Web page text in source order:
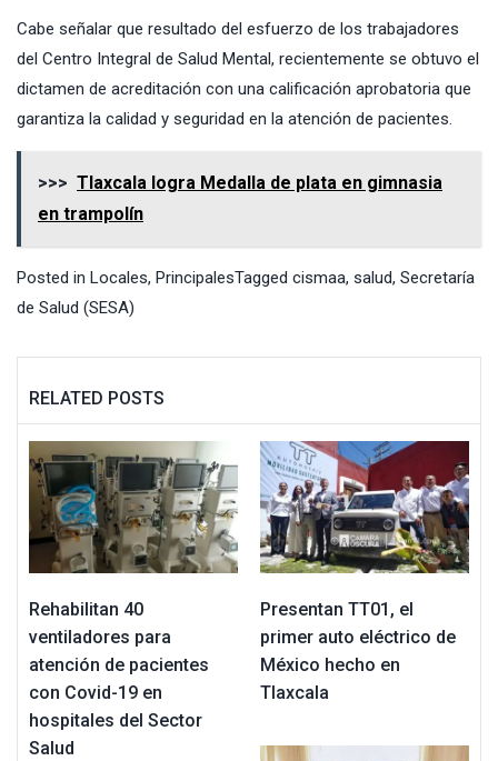
Cabe señalar que resultado del esfuerzo de los trabajadores
del Centro Integral de Salud Mental, recientemente se obtuvo el
dictamen de acreditación con una calificación aprobatoria que
garantiza la calidad y seguridad en la atención de pacientes.
>>> Tlaxcala logra Medalla de plata en gimnasia
en trampolín
Posted in Locales, PrincipalesTagged cismaa, salud, Secretaría
de Salud (SESA)
RELATED POSTS
Rehabilitan 40
ventiladores para
atención de pacientes
con Covid-19 en
hospitales del Sector
Salud
Presentan TT01, el
primer auto eléctrico de
México hecho en
Tlaxcala